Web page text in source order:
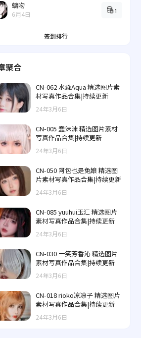
螭吻
6月4日 1
签到排行
聚合
CN-062 水淼Aqua 精选图片素
材写真作品合集|持续更新
24年3月6日
CN-005 蠢沫沫 精选图片素材
写真作品合集|持续更新
24年3月6日
CN-050 阿包也是兔娘 精选图
片素材写真作品合集|持续更新
24年3月6日
CN-085 yuuhui玉汇 精选图片
素材写真作品合集|持续更新
24年3月6日
CN-030 一笑芳香沁 精选图片
素材写真作品合集|持续更新
24年3月6日
CN-018 rioko凉凉子 精选图片
素材写真作品合集|持续更新
24年3月6日